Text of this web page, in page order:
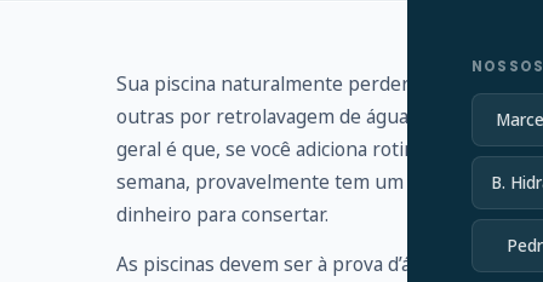
B.
Sua piscina naturalmente perderá um pouco
outras por retrolavagem de águas residuais.
geral é que, se você adiciona rotineiramente
semana, provavelmente tem um vazamento
dinheiro para consertar.
As piscinas devem ser à prova d’água, mas os